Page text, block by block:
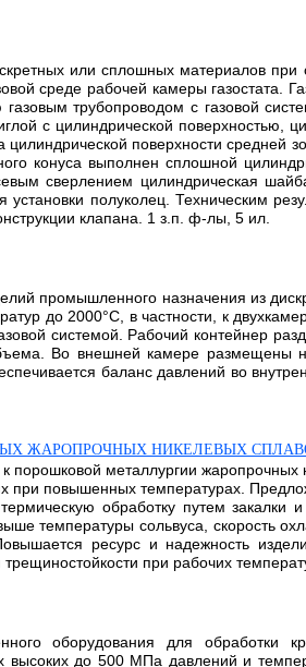
или сплошных материалов
среде рабочей камеры газостата.
трубопроводом с газовой
с цилиндрической поверхностью,
поверхности
конуса выполнен сплошной
сверлением цилиндрическая
полуколец. Техническим
клапана. 1 з.п. ф-лы, 5 ил.
промышленного назначения из
до 2000°C, в частности, к
системой. Рабочий контейнер
Во внешней камере размещены
баланс давлений во
ЖАРОПРОЧНЫХ НИКЕЛЕВЫХ
порошковой металлургии
при повышенных температурах.
обработку путем
температуры сольвуса, скорость
ресурс и надежность
при рабочих
оборудования для обработки
до 500 МПа давлений и